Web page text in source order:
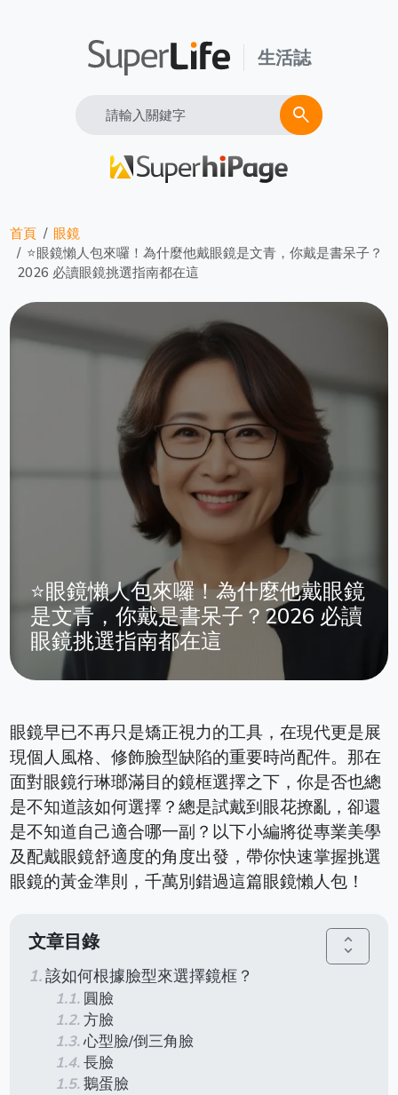
生活誌
Search search
首頁
眼鏡
⭐眼鏡懶人包來囉！為什麼他戴眼鏡是文青，你戴是書呆子？
2026 必讀眼鏡挑選指南都在這
⭐眼鏡懶人包來囉！為什麼他戴眼鏡
是文青，你戴是書呆子？2026 必讀
眼鏡挑選指南都在這
眼鏡早已不再只是矯正視力的工具，在現代更是展
現個人風格、修飾臉型缺陷的重要時尚配件。那在
面對眼鏡行琳瑯滿目的鏡框選擇之下，你是否也總
是不知道該如何選擇？總是試戴到眼花撩亂，卻還
是不知道自己適合哪一副？以下小編將從專業美學
及配戴眼鏡舒適度的角度出發，帶你快速掌握挑選
眼鏡的黃金準則，千萬別錯過這篇眼鏡懶人包！
文章目錄 unfold_more
該如何根據臉型來選擇鏡框？
圓臉
方臉
心型臉/倒三角臉
長臉
鵝蛋臉